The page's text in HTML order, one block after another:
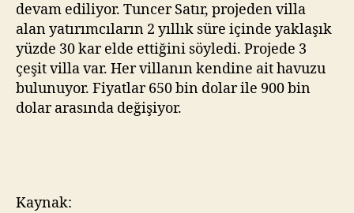
devam ediliyor. Tuncer Satır, projeden villa
alan yatırımcıların 2 yıllık süre içinde yaklaşık
yüzde 30 kar elde ettiğini söyledi. Projede 3
çeşit villa var. Her villanın kendine ait havuzu
bulunuyor. Fiyatlar 650 bin dolar ile 900 bin
dolar arasında değişiyor.
Kaynak: